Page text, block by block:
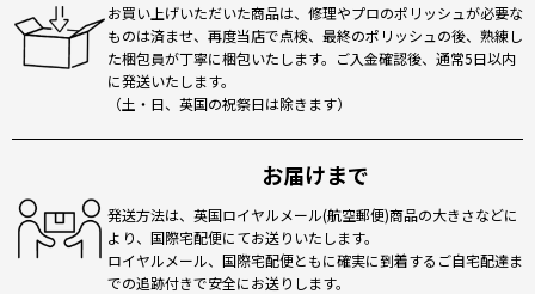
お買い上げいただいた商品は、修理やプロのポリッシュが必要な
ものは済ませ、再度当店で点検、最終のポリッシュの後、熟練し
た梱包員が丁寧に梱包いたします。ご入金確認後、通常5日以内
に発送いたします。
（土・日、英国の祝祭日は除きます）
お届けまで
発送方法は、英国ロイヤルメール(航空郵便)商品の大きさなどに
より、国際宅配便にてお送りいたします。
ロイヤルメール、国際宅配便ともに確実に到着するご自宅配達ま
での追跡付きで安全にお送りします。